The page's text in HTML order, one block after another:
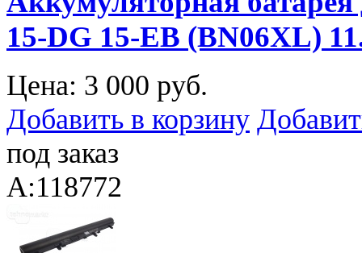
15-DG 15-EB (BN06XL)
Цена: 3 000 руб.
Добавить в корзину
под заказ
A:118772